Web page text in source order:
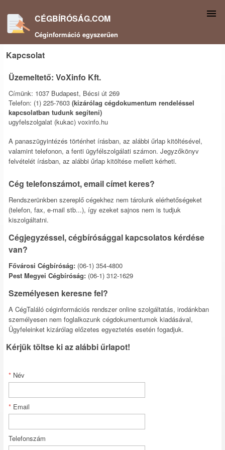
CÉGBÍRÓSÁG.COM
Céginformáció egyszerűen
Kapcsolat
Üzemeltető: VoXinfo Kft.
Címünk: 1037 Budapest, Bécsi út 269
Telefon: (1) 225-7603 (kizárólag cégdokumentum rendeléssel
kapcsolatban tudunk segíteni)
ugyfelszolgalat (kukac) voxinfo.hu
A panaszügyintézés történhet írásban, az alábbi űrlap kitöltésével,
valamint telefonon, a fenti ügyfélszolgálati számon. Jegyzőkönyv
felvételét írásban, az alábbi űrlap kitöltése mellett kérheti.
Cég telefonszámot, email címet keres?
Rendszerünkben szereplő cégekhez nem tárolunk elérhetőségeket
(telefon, fax, e-mail stb...), így ezeket sajnos nem is tudjuk
kiszolgáltatni.
Cégjegyzéssel, cégbírósággal kapcsolatos kérdése
van?
Fővárosi Cégbíróság:(06-1) 354-4800
Pest Megyei Cégbíróság:(06-1) 312-1629
Személyesen keresne fel?
A CégTaláló céginformációs rendszer online szolgáltatás, irodánkban
személyesen nem foglalkozunk cégdokumentumok kiadásával,
Ügyfeleinket kizárólag előzetes egyeztetés esetén fogadjuk.
Kérjük töltse ki az alábbi űrlapot!
*Név
*Email
Telefonszám